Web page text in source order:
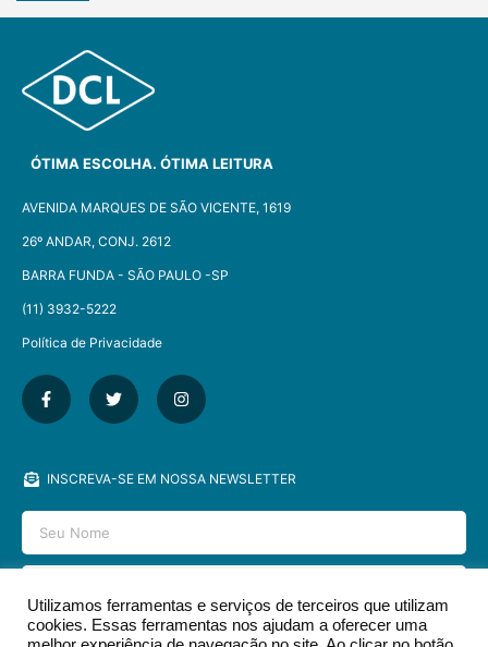
ÓTIMA ESCOLHA. ÓTIMA LEITURA
AVENIDA MARQUES DE SÃO VICENTE, 1619
26º ANDAR, CONJ. 2612
BARRA FUNDA - SÃO PAULO -SP​
(11) 3932-5222
Política de Privacidade
INSCREVA-SE EM NOSSA NEWSLETTER
ENVIAR
Utilizamos ferramentas e serviços de terceiros que utilizam
cookies. Essas ferramentas nos ajudam a oferecer uma